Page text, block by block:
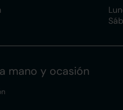
mano y ocasión